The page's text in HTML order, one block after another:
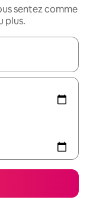
sentez comme
plus.
flèches vers le